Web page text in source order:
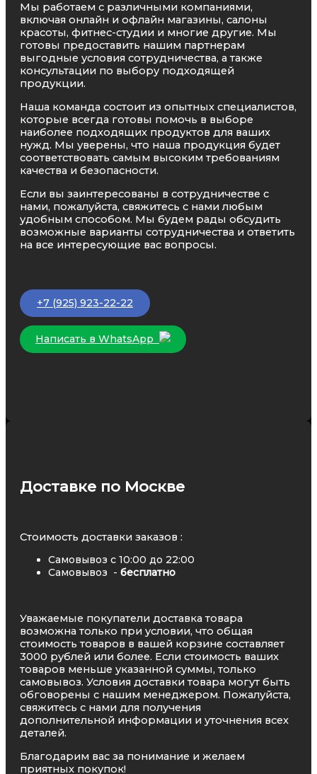
Мы работаем с различными компаниями,
включая онлайн и офлайн магазины, салоны
красоты, фитнес-студии и многие другие. Мы
готовы предоставить нашим партнерам
выгодные условия сотрудничества, а также
консультации по выбору подходящей
продукции.
Наша команда состоит из опытных специалистов,
которые всегда готовы помочь в выборе
наиболее подходящих продуктов для ваших
нужд. Мы уверены, что наша продукция будет
соответствовать самым высоким требованиям
качества и безопасности.
Если вы заинтересованы в сотрудничестве с
нами, пожалуйста, свяжитесь с нами любым
удобным способом. Мы будем рады обсудить
возможные варианты сотрудничества и ответить
на все интересующие вас вопросы.
+7 (925) 923-22-22
Написать в WhatsApp
Доставке по Москве
Стоимость доставки заказов :
Самовывоз с 10:00 до 22:00
Самовывоз - бесплатно
Уважаемые покупатели доставка товара
возможна только при условии, что общая
стоимость товаров в вашей корзине составляет
3000 рублей или более. Если стоимость ваших
товаров меньше указанной суммы, только
самовывоз. Условия доставки товара могут быть
обговорены с нашим менеджером. Пожалуйста,
свяжитесь с нами для получения
дополнительной информации и уточнения всех
деталей.
Благодарим вас за понимание и желаем
приятных покупок!